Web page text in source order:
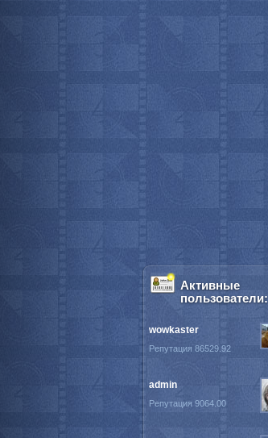
Активные
пользователи:
wowkaster
Репутация 86529.92
admin
Репутация 9064.00